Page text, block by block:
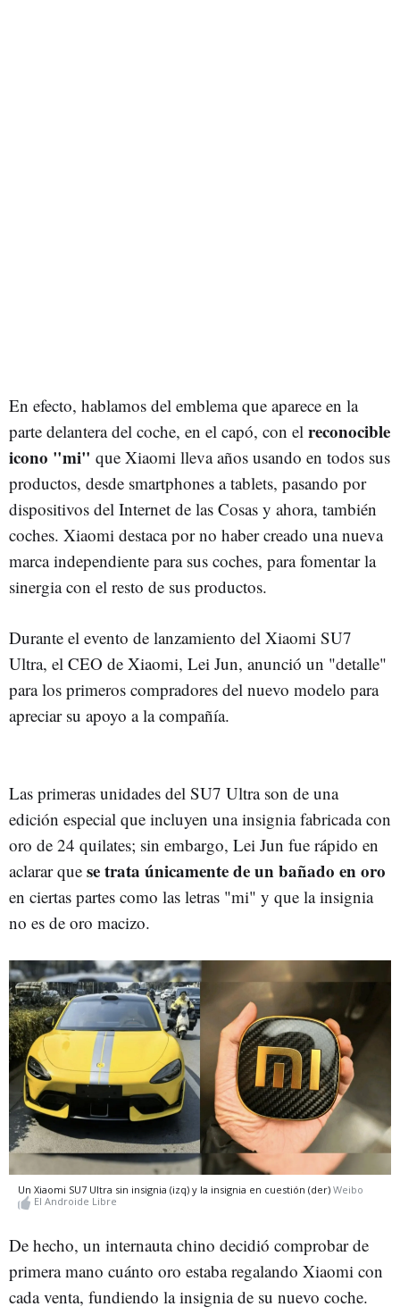
En efecto, hablamos del emblema que aparece en la
parte delantera del coche, en el capó, con el reconocible
icono "mi" que Xiaomi lleva años usando en todos sus
productos, desde smartphones a tablets, pasando por
dispositivos del Internet de las Cosas y ahora, también
coches. Xiaomi destaca por no haber creado una nueva
marca independiente para sus coches, para fomentar la
sinergia con el resto de sus productos.
Durante el evento de lanzamiento del Xiaomi SU7
Ultra, el CEO de Xiaomi, Lei Jun, anunció un "detalle"
para los primeros compradores del nuevo modelo para
apreciar su apoyo a la compañía.
Las primeras unidades del SU7 Ultra son de una
edición especial que incluyen una insignia fabricada con
oro de 24 quilates; sin embargo, Lei Jun fue rápido en
aclarar que se trata únicamente de un bañado en oro
en ciertas partes como las letras "mi" y que la insignia
no es de oro macizo.
Un Xiaomi SU7 Ultra sin insignia (izq) y la insignia en cuestión (der) Weibo
El Androide Libre
De hecho, un internauta chino decidió comprobar de
primera mano cuánto oro estaba regalando Xiaomi con
cada venta, fundiendo la insignia de su nuevo coche.